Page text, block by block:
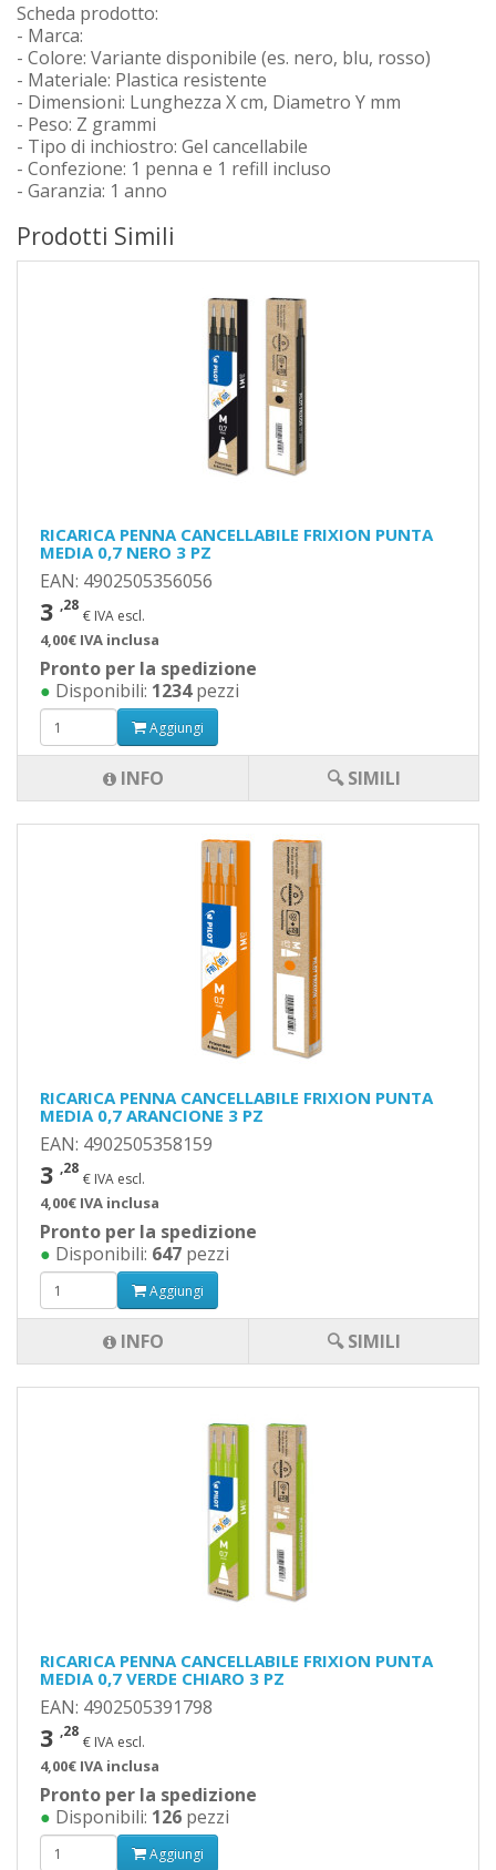
Scheda prodotto:
- Marca:
- Colore: Variante disponibile (es. nero, blu, rosso)
- Materiale: Plastica resistente
- Dimensioni: Lunghezza X cm, Diametro Y mm
- Peso: Z grammi
- Tipo di inchiostro: Gel cancellabile
- Confezione: 1 penna e 1 refill incluso
- Garanzia: 1 anno
Prodotti Simili
RICARICA PENNA CANCELLABILE FRIXION PUNTA
MEDIA 0,7 NERO 3 PZ
EAN: 4902505356056
3 ,28
€ IVA escl.
4,00€ IVA inclusa
Pronto per la spedizione
● Disponibili: 1234pezzi
Aggiungi
INFO 🔍 SIMILI
RICARICA PENNA CANCELLABILE FRIXION PUNTA
MEDIA 0,7 ARANCIONE 3 PZ
EAN: 4902505358159
3 ,28
€ IVA escl.
4,00€ IVA inclusa
Pronto per la spedizione
● Disponibili: 647 pezzi
Aggiungi
INFO 🔍 SIMILI
RICARICA PENNA CANCELLABILE FRIXION PUNTA
MEDIA 0,7 VERDE CHIARO 3 PZ
EAN: 4902505391798
3 ,28
€ IVA escl.
4,00€ IVA inclusa
Pronto per la spedizione
● Disponibili: 126 pezzi
Aggiungi